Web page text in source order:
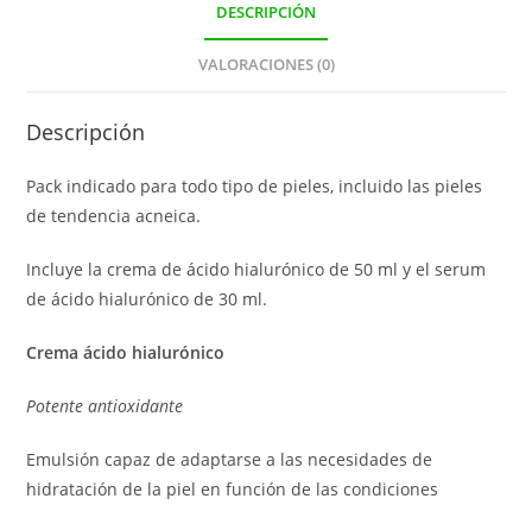
DESCRIPCIÓN
VALORACIONES (0)
Descripción
Pack indicado para todo tipo de pieles, incluido las pieles
de tendencia acneica.
Incluye la crema de ácido hialurónico de 50 ml y el serum
de ácido hialurónico de 30 ml.
Crema ácido hialurónico
Potente antioxidante
Emulsión capaz de adaptarse a las necesidades de
hidratación de la piel en función de las condiciones